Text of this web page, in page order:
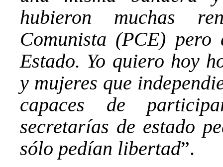
hubieron muchas
Comunista (PCE) pero
Estado. Yo quiero hoy
y mujeres que
capaces de
secretarías de estado
sólo pedían libertad”.